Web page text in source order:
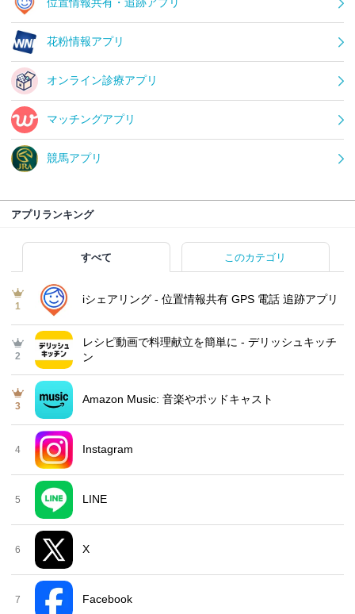
位置情報共有・追跡アプリ
花粉情報アプリ
オンライン診療アプリ
マッチングアプリ
競馬アプリ
アプリランキング
すべて このカテゴリ
1
iシェアリング - 位置情報共有 GPS 電話 追跡アプリ
2
レシピ動画で料理献立を簡単‪に - デリッシュキッチ
ン
3
Amazon Music: 音楽やポッドキャスト
4 Instagram
5 LINE
6 X
7 Facebook